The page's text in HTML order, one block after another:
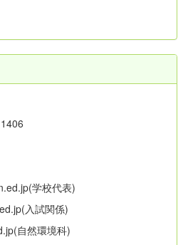
学校代表)
入試関係)
自然環境科)